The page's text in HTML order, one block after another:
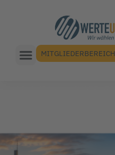
MITGLIEDERBEREICH